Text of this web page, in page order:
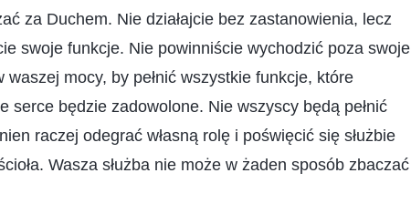
za Duchem. Nie działajcie bez zastanowienia, lecz
swoje funkcje. Nie powinniście wychodzić poza swoje
mocy, by pełnić wszystkie funkcje, które
serce będzie zadowolone. Nie wszyscy będą pełnić
raczej odegrać własną rolę i poświęcić się służbie
Wasza służba nie może w żaden sposób zbaczać